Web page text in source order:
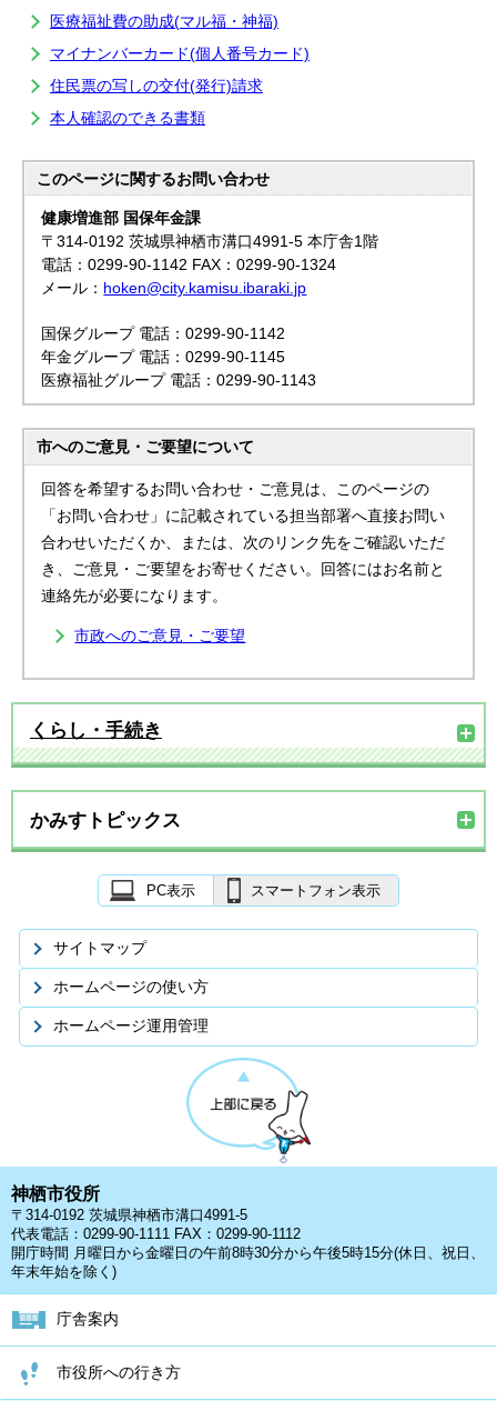
医療福祉費の助成(マル福・神福)
マイナンバーカード(個人番号カード)
住民票の写しの交付(発行)請求
本人確認のできる書類
このページに関するお問い合わせ
健康増進部 国保年金課
〒314-0192 茨城県神栖市溝口4991-5 本庁舎1階
電話：0299-90-1142 FAX：0299-90-1324
メール： hoken@city.kamisu.ibaraki.jp
国保グループ 電話：0299-90-1142
年金グループ 電話：0299-90-1145
医療福祉グループ 電話：0299-90-1143
市へのご意見・ご要望について
回答を希望するお問い合わせ・ご意見は、このページの
「お問い合わせ」に記載されている担当部署へ直接お問い
合わせいただくか、または、次のリンク先をご確認いただ
き、ご意見・ご要望をお寄せください。回答にはお名前と
連絡先が必要になります。
市政へのご意見・ご要望
くらし・手続き
かみすトピックス
PC表示 スマートフォン表示
サイトマップ
ホームページの使い方
ホームページ運用管理
神栖市役所
〒314-0192 茨城県神栖市溝口4991-5
代表電話：0299-90-1111 FAX：0299-90-1112
開庁時間 月曜日から金曜日の午前8時30分から午後5時15分(休日、祝日、
年末年始を除く)
庁舎案内
市役所への行き方